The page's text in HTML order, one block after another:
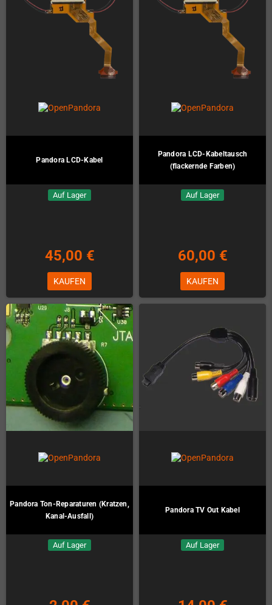
Pandora LCD-Kabel
Auf Lager
45,00 €
KAUFEN
Pandora LCD-Kabeltausch
(flackernde Farben)
Auf Lager
60,00 €
KAUFEN
Pandora Ton-Reparaturen (Kratzen,
Kanal-Ausfall)
Auf Lager
Pandora TV Out Kabel
Auf Lager